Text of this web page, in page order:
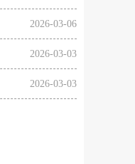
2026-03-06
2026-03-03
2026-03-03